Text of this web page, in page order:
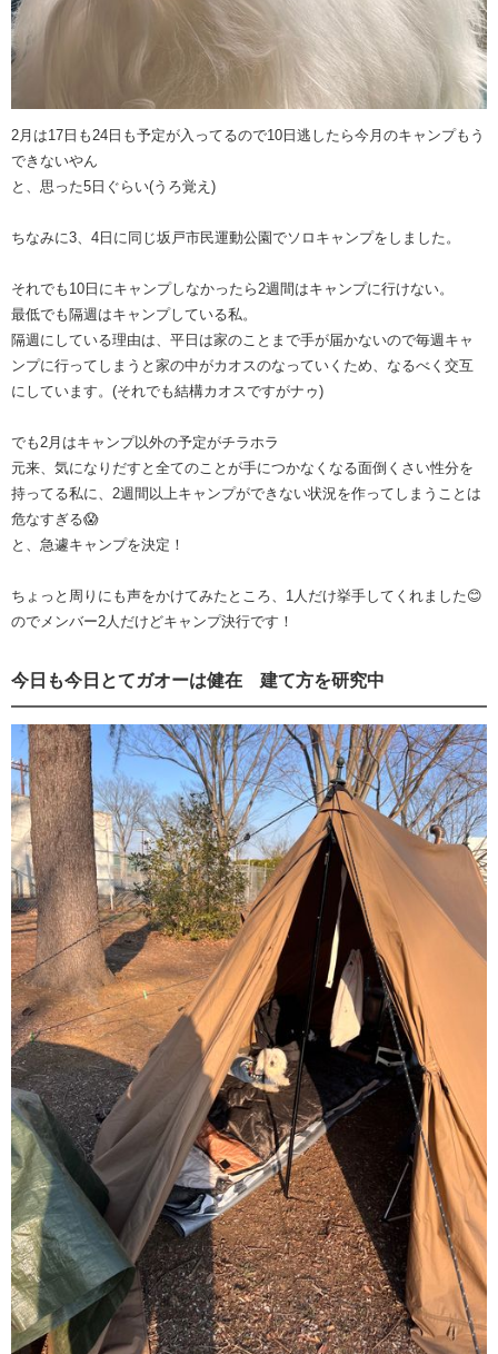
2月は17日も24日も予定が入ってるので10日逃したら今月のキャンプもう
できないやん
と、思った5日ぐらい(うろ覚え)
ちなみに3、4日に同じ坂戸市民運動公園でソロキャンプをしました。
それでも10日にキャンプしなかったら2週間はキャンプに行けない。
最低でも隔週はキャンプしている私。
隔週にしている理由は、平日は家のことまで手が届かないので毎週キャ
ンプに行ってしまうと家の中がカオスのなっていくため、なるべく交互
にしています。(それでも結構カオスですがナゥ)
でも2月はキャンプ以外の予定がチラホラ
元来、気になりだすと全てのことが手につかなくなる面倒くさい性分を
持ってる私に、2週間以上キャンプができない状況を作ってしまうことは
危なすぎる😱
と、急遽キャンプを決定！
ちょっと周りにも声をかけてみたところ、1人だけ挙手してくれました😊
のでメンバー2人だけどキャンプ決行です！
今日も今日とてガオーは健在 建て方を研究中